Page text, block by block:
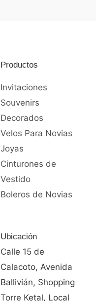
Productos
Invitaciones
Souvenirs
Decorados
Velos Para Novias
Joyas
Cinturones de
Vestido
Boleros de Novias
Ubicación
Calle 15 de
Calacoto, Avenida
Ballivián, Shopping
Torre Ketal, Local